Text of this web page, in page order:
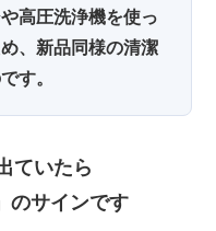
高圧洗浄機を使っ
、新品同様の清潔
す。
ていたら
のサインです